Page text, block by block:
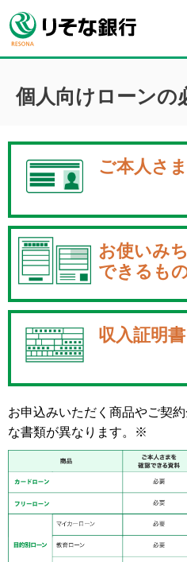
個人向けローンの
ご本人さ
お使いみ
できるも
収入証明書
お申込みいただく商品やご契
な書類が異なります。※